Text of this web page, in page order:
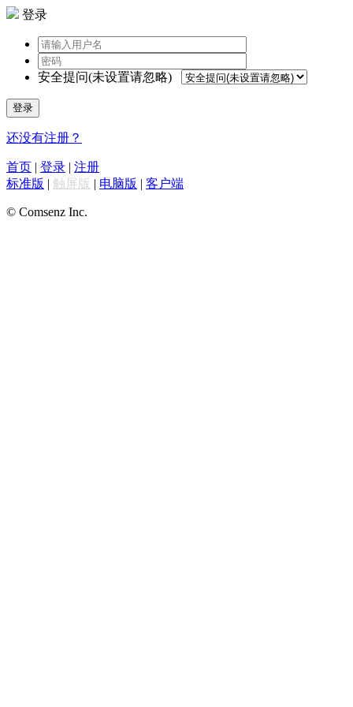
登录
安全提问(未设置请忽略)
登录
还没有注册？
首页 | 登录 | 注册
标准版 | 触屏版 | 电脑版 | 客户端
© Comsenz Inc.